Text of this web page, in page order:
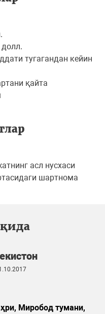
тугагандан кейин
қайта
асл нусхаси
шартнома
Миробод тумани,